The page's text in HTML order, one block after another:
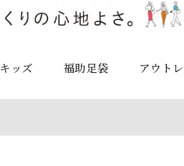
キッズ 福助足袋 アウト